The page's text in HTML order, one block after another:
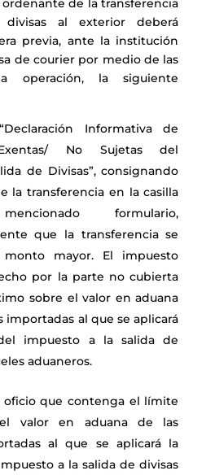
ordenante de la transferencia
al exterior deberá
previa, ante la institución
de courier por medio de las
operación, la siguiente
Informativa de
Exentas/ No Sujetas del
de Divisas”, consignando
la transferencia en la casilla
formulario,
que la transferencia se
mayor. El impuesto
por la parte no cubierta
sobre el valor en aduana
importadas al que se aplicará
impuesto a la salida de
aduaneros.
oficio que contenga el límite
valor en aduana de las
al que se aplicará la
a la salida de divisas